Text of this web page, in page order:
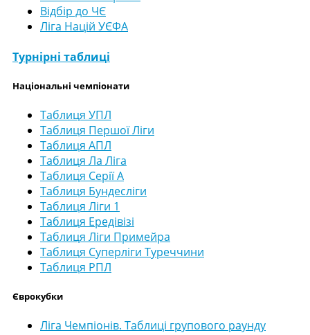
Відбір до ЧЄ
Ліга Націй УЄФА
Турнірні таблиці
Національні чемпіонати
Таблиця УПЛ
Таблиця Першої Ліги
Таблиця АПЛ
Таблиця Ла Ліга
Таблиця Серії А
Таблиця Бундесліги
Таблиця Ліги 1
Таблиця Ередівізі
Таблиця Ліги Примейра
Таблиця Суперліги Туреччини
Таблиця РПЛ
Єврокубки
Ліга Чемпіонів. Таблиці групового раунду